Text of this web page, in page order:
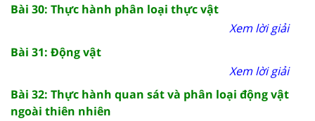
Bài 30: Thực hành phân loại thực vật
Xem lời giải
Bài 31: Động vật
Xem lời giải
Bài 32: Thực hành quan sát và phân loại động vật
ngoài thiên nhiên